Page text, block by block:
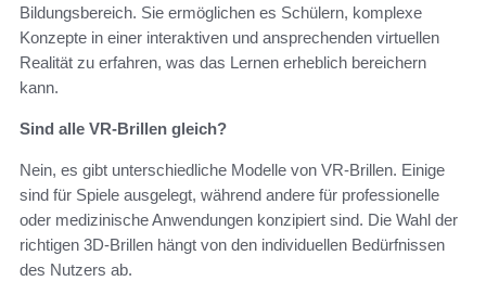
Bildungsbereich. Sie ermöglichen es Schülern, komplexe
Konzepte in einer interaktiven und ansprechenden virtuellen
Realität zu erfahren, was das Lernen erheblich bereichern
kann.
Sind alle VR-Brillen gleich?
Nein, es gibt unterschiedliche Modelle von VR-Brillen. Einige
sind für Spiele ausgelegt, während andere für professionelle
oder medizinische Anwendungen konzipiert sind. Die Wahl der
richtigen 3D-Brillen hängt von den individuellen Bedürfnissen
des Nutzers ab.